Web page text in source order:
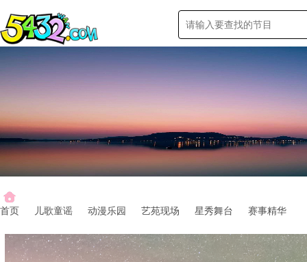
首页 儿歌童谣 动漫乐园 艺苑现场 星秀舞台 赛事精华